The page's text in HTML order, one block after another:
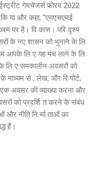
गेमचेंजर्स फोरम 2022
कि या और कहा, "एमएसएमई
पर है। वि कास। परि दृश्य
के नए शासन को भुनाने के लि
आपके लि ए यह मंच लाने के लि
लि ए समकालीन अवसरों को
माध्यम से , लेख, और रि पोर्ट,
अवसर की व्याख्या करना और
को प्रदर्शि त करने के संबंध
नीति नि र्मा ताओं का
हैं।